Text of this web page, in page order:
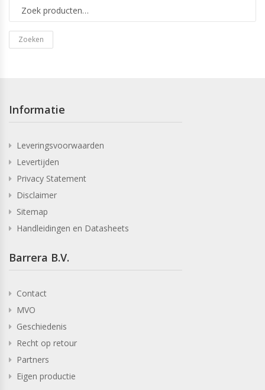
Zoeken
Informatie
Leveringsvoorwaarden
Levertijden
Privacy Statement
Disclaimer
Sitemap
Handleidingen en Datasheets
Barrera B.V.
Contact
MVO
Geschiedenis
Recht op retour
Partners
Eigen productie